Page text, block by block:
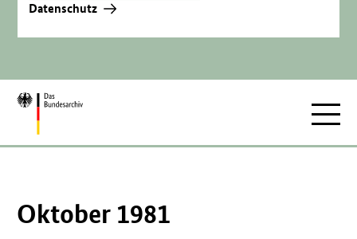
Datenschutz
Zur
Oktober 1981